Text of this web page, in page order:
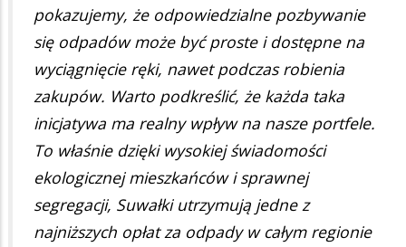
pokazujemy, że odpowiedzialne pozbywanie
się odpadów może być proste i dostępne na
wyciągnięcie ręki, nawet podczas robienia
zakupów. Warto podkreślić, że każda taka
inicjatywa ma realny wpływ na nasze portfele.
To właśnie dzięki wysokiej świadomości
ekologicznej mieszkańców i sprawnej
segregacji, Suwałki utrzymują jedne z
najniższych opłat za odpady w całym regionie